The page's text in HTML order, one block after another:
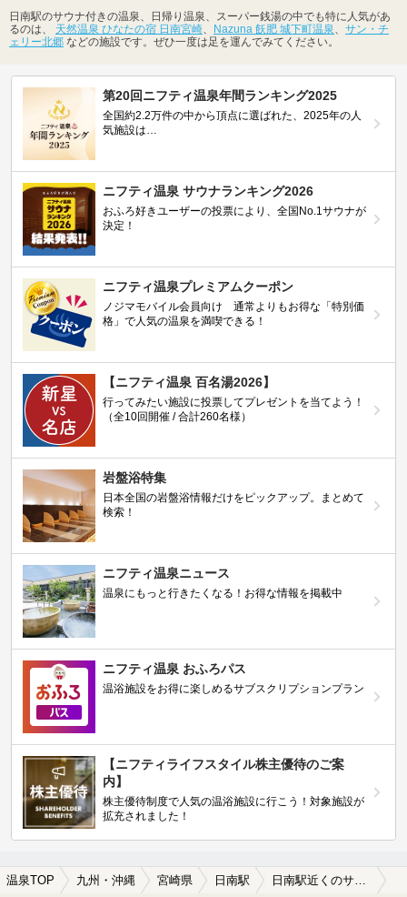
日南駅のサウナ付きの温泉、日帰り温泉、スーパー銭湯の中でも特に人気があ
るのは、 天然温泉 ひなたの宿 日南宮崎、 Nazuna 飫肥 城下町温泉、 サン・チ
ェリー北郷 などの施設です。ぜひ一度は足を運んでみてください。
第20回ニフティ温泉年間ランキング2025
全国約2.2万件の中から頂点に選ばれた、2025年の人
気施設は…
ニフティ温泉 サウナランキング2026
おふろ好きユーザーの投票により、全国No.1サウナが
決定！
ニフティ温泉プレミアムクーポン
ノジマモバイル会員向け 通常よりもお得な「特別価
格」で人気の温泉を満喫できる！
【ニフティ温泉 百名湯2026】
行ってみたい施設に投票してプレゼントを当てよう！
（全10回開催 / 合計260名様）
岩盤浴特集
日本全国の岩盤浴情報だけをピックアップ。まとめて
検索！
ニフティ温泉ニュース
温泉にもっと行きたくなる！お得な情報を掲載中
ニフティ温泉 おふろパス
温浴施設をお得に楽しめるサブスクリプションプラン
【ニフティライフスタイル株主優待のご案
内】
株主優待制度で人気の温浴施設に行こう！対象施設が
拡充されました！
温泉TOP 九州・沖縄 宮崎県 日南駅